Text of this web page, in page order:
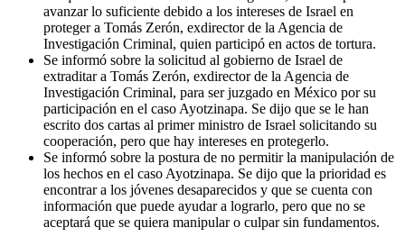
avanzar lo suficiente debido a los intereses de Israel en
proteger a Tomás Zerón, exdirector de la Agencia de
Investigación Criminal, quien participó en actos de tortura.
Se informó sobre la solicitud al gobierno de Israel de
extraditar a Tomás Zerón, exdirector de la Agencia de
Investigación Criminal, para ser juzgado en México por su
participación en el caso Ayotzinapa. Se dijo que se le han
escrito dos cartas al primer ministro de Israel solicitando su
cooperación, pero que hay intereses en protegerlo.
Se informó sobre la postura de no permitir la manipulación de
los hechos en el caso Ayotzinapa. Se dijo que la prioridad es
encontrar a los jóvenes desaparecidos y que se cuenta con
información que puede ayudar a lograrlo, pero que no se
aceptará que se quiera manipular o culpar sin fundamentos.